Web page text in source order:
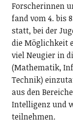
Forscherinnen
fand vom 4. bis
statt, bei der
die Möglichkeit
viel Neugier in
(Mathematik,
Technik)
aus den
Intelligenz und
teilnehmen.